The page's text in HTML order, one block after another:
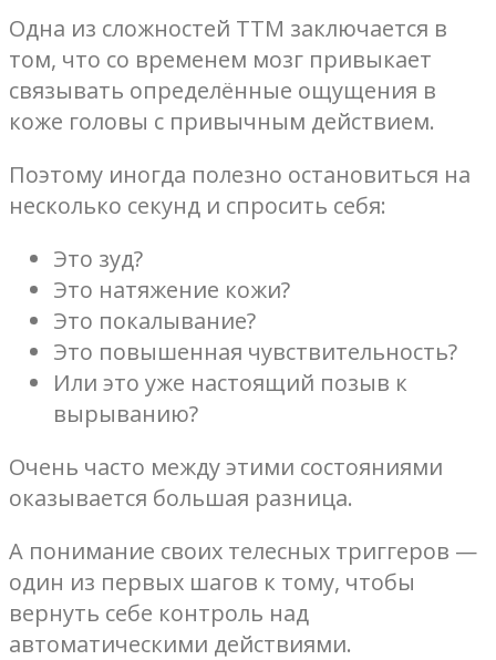
Одна из сложностей ТТМ заключается в
том, что со временем мозг привыкает
связывать определённые ощущения в
коже головы с привычным действием.
Поэтому иногда полезно остановиться на
несколько секунд и спросить себя:
Это зуд?
Это натяжение кожи?
Это покалывание?
Это повышенная чувствительность?
Или это уже настоящий позыв к
вырыванию?
Очень часто между этими состояниями
оказывается большая разница.
А понимание своих телесных триггеров —
один из первых шагов к тому, чтобы
вернуть себе контроль над
автоматическими действиями.